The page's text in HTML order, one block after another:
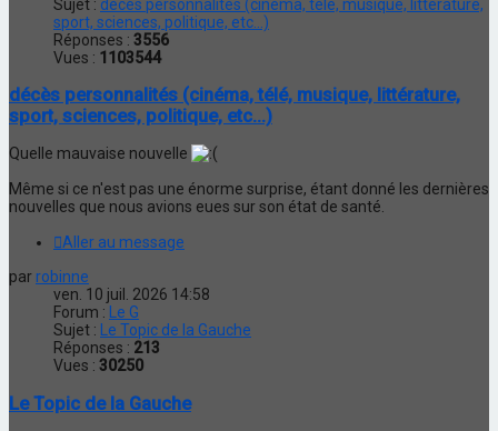
Sujet : décès personnalités (cinéma, télé, musique, littérature,
sport, sciences, politique, etc...)
Réponses : 3556
Vues : 1103544
décès personnalités (cinéma, télé, musique, littérature,
sport, sciences, politique, etc...)
Quelle mauvaise nouvelle
Même si ce n'est pas une énorme surprise, étant donné les dernières
nouvelles que nous avions eues sur son état de santé.
Aller au message
par robinne
ven. 10 juil. 2026 14:58
Forum : Le G
Sujet : Le Topic de la Gauche
Réponses : 213
Vues : 30250
Le Topic de la Gauche